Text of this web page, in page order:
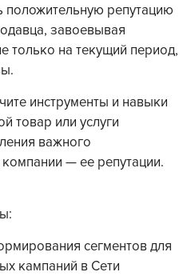
положительную репутацию
завоевывая
только на текущий период,
инструменты и навыки
товар или услуги
важного
— ее репутации.
сегментов для
кампаний в Сети